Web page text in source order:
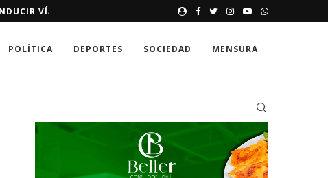
DE HASTA 250,000 DÓLARES MEMORIAS DE UNA SONRISA
POLÍTICA DEPORTES SOCIEDAD MENSURA